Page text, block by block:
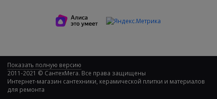
Показать полную версию
2011-2021 © СантехМега. Все права защищены
Интернет-магазин сантехники, керамической плитки и материалов
для ремонта